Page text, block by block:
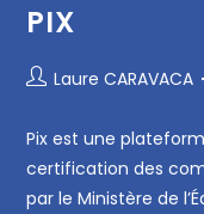
PIX
Laure CARAVACA
Pix est une
certification des
par le Ministère de